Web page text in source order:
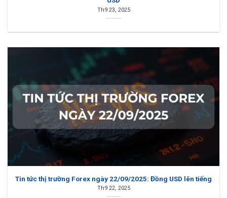
Th9 23, 2025
Tin tức thị trường Forex ngày 22/09/2025: Đồng USD lên tiếng
Th9 22, 2025